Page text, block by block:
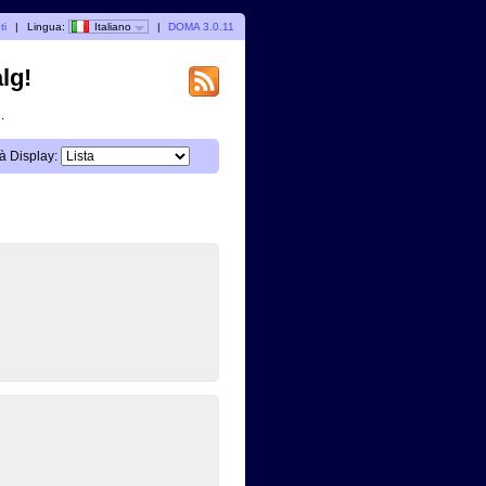
| Lingua: Italiano | DOMA 3.0.11
Display: